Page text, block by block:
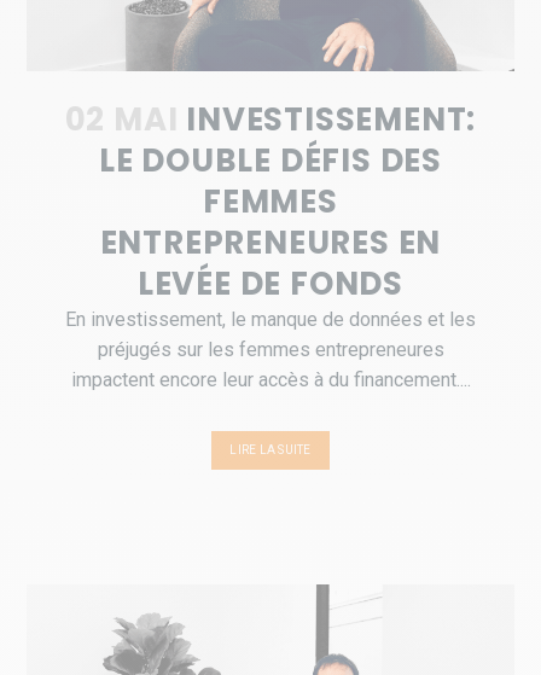
02 MAI INVESTISSEMENT:
LE DOUBLE DÉFIS DES
FEMMES
ENTREPRENEURES EN
LEVÉE DE FONDS
En investissement, le manque de données et les
préjugés sur les femmes entrepreneures
impactent encore leur accès à du financement....
LIRE LA SUITE